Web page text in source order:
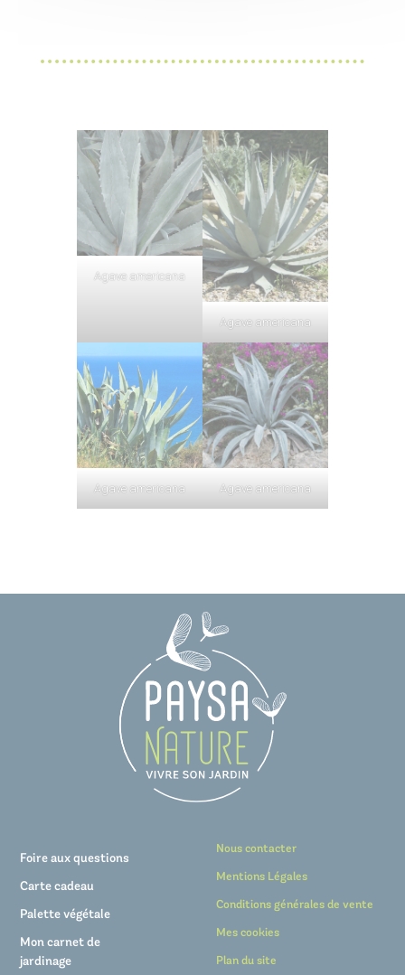
Agave americana
Agave americana
Agave americana Agave americana
Foire aux questions
Carte cadeau
Palette végétale
Mon carnet de
jardinage
Nous contacter
Mentions Légales
Conditions générales de vente
Mes cookies
Plan du site